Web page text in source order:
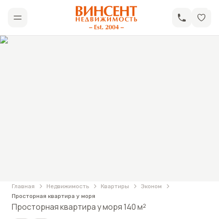
Открыть меню
АН «Винсент Недвижимость»
Главная Недвижимость Квартиры
Эконом
Просторная квартира у моря
Просторная квартира у моря 140 м²
Фотографии